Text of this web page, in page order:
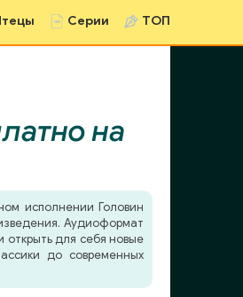
Серии ТОП
на
исполнении Головин
Аудиоформат
открыть для себя новые
до современных